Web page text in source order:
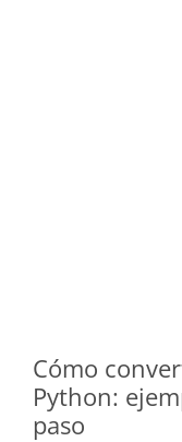
Cómo
Python:
paso